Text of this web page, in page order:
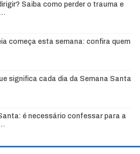
Saiba como perder o trauma e
começa esta semana: confira quem
significa cada dia da Semana Santa
é necessário confessar para a